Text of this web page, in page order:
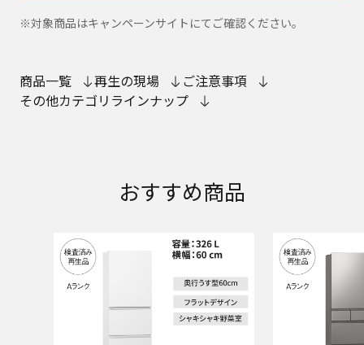
※対象商品はキャンペーンサイトにてご確認ください。
商品一覧 再生の現場
ご注意事項
その他カテゴリラインナップ
おすすめ商品